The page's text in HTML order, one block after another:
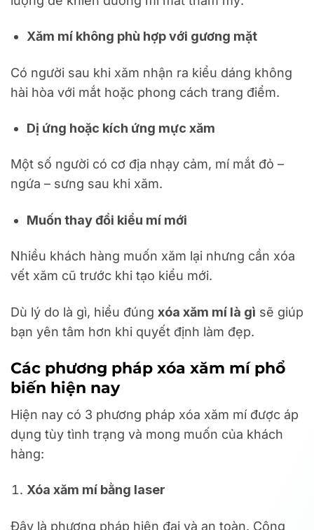
Xăm mí không phù hợp với gương mặt
Có người sau khi xăm nhận ra kiểu dáng không
hài hòa với mắt hoặc phong cách trang điểm.
Dị ứng hoặc kích ứng mực xăm
Một số người có cơ địa nhạy cảm, mí mắt đỏ –
ngứa – sưng sau khi xăm.
Muốn thay đổi kiểu mí mới
Nhiều khách hàng muốn xăm lại nhưng cần xóa
vết xăm cũ trước khi tạo kiểu mới.
Dù lý do là gì, hiểu đúng xóa xăm mí là gì sẽ giúp
bạn yên tâm hơn khi quyết định làm đẹp.
Các phương pháp xóa xăm mí phổ
biến hiện nay
Hiện nay có 3 phương pháp xóa xăm mí được áp
dụng tùy tình trạng và mong muốn của khách
hàng:
Xóa xăm mí bằng laser
Đây là phương pháp hiện đại và an toàn. Công